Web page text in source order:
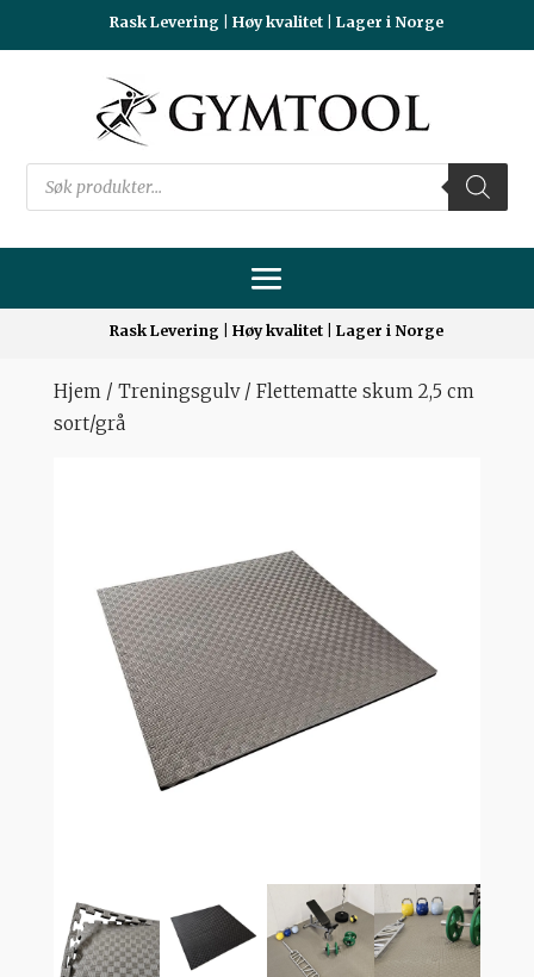
Rask Levering | Høy kvalitet | Lager i Norge
Products
search
Rask Levering | Høy kvalitet | Lager i Norge
Hjem/ Treningsgulv/ Flettematte skum 2,5 cm
sort/grå